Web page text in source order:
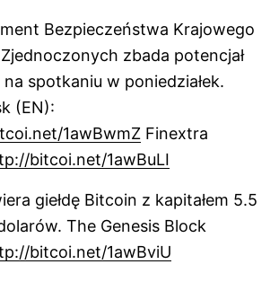
Bezpieczeństwa Krajowego
zbada potencjał
spotkaniu w poniedziałek.
(EN):
1awBwmZ Finextra
bitcoi.net/1awBuLI
giełdę Bitcoin z kapitałem 5.5
The Genesis Block
bitcoi.net/1awBviU